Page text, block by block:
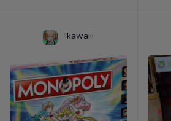
Ikawaiii